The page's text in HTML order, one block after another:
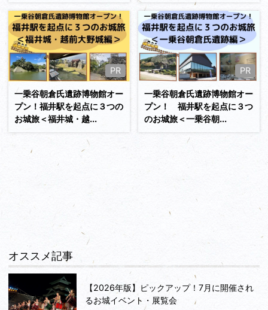
PR
一乗谷朝倉氏遺跡博物館オー
プン！福井駅を起点に３つの
お城旅＜福井城・越...
続きを読む
PR
一乗谷朝倉氏遺跡博物館オー
プン！ 福井駅を起点に３つ
のお城旅＜一乗谷朝...
オススメ記事
【2026年版】ピックアップ！7月に開催され
るお城イベント・展覧会